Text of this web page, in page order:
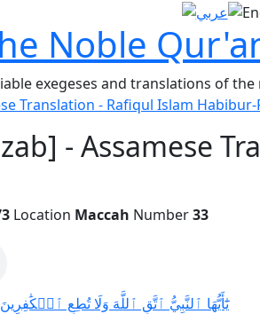
Noble
exegeses and translations of
Translation - Rafiqul Islam Habibur-
- Assamese
Location Maccah Number33
يَٰٓأَيُّهَا ٱلنَّبِيُّ ٱتَّقِ ٱللَّهَ وَلَا تُطِعِ